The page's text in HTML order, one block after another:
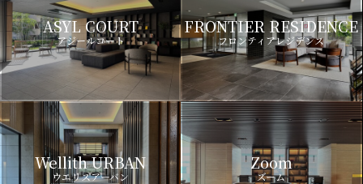
ASYL COURT
アジールコート
FRONTIER RESIDENCE
フロンティアレジデンス
Wellith URBAN
ウエリスアーバン
Zoom
ズーム